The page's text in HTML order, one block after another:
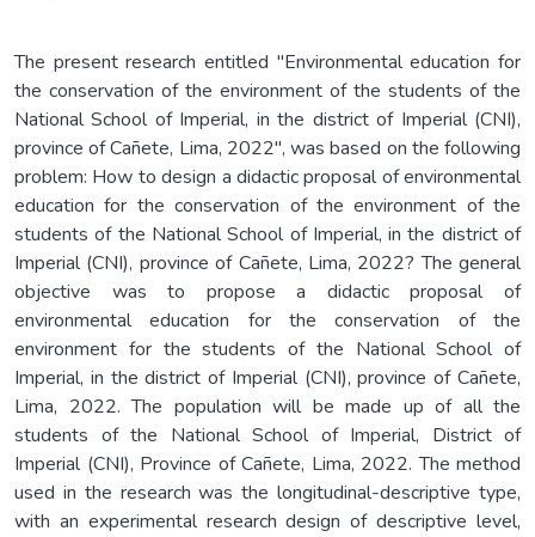
The present research entitled "Environmental education for
the conservation of the environment of the students of the
National School of Imperial, in the district of Imperial (CNI),
province of Cañete, Lima, 2022", was based on the following
problem: How to design a didactic proposal of environmental
education for the conservation of the environment of the
students of the National School of Imperial, in the district of
Imperial (CNI), province of Cañete, Lima, 2022? The general
objective was to propose a didactic proposal of
environmental education for the conservation of the
environment for the students of the National School of
Imperial, in the district of Imperial (CNI), province of Cañete,
Lima, 2022. The population will be made up of all the
students of the National School of Imperial, District of
Imperial (CNI), Province of Cañete, Lima, 2022. The method
used in the research was the longitudinal-descriptive type,
with an experimental research design of descriptive level,